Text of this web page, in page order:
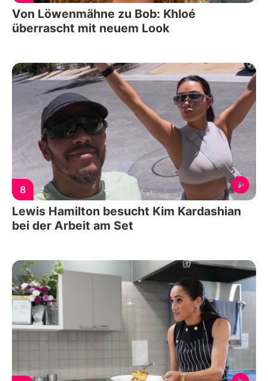
Von Löwenmähne zu Bob: Khloé
überrascht mit neuem Look
8
Lewis Hamilton besucht Kim Kardashian
bei der Arbeit am Set